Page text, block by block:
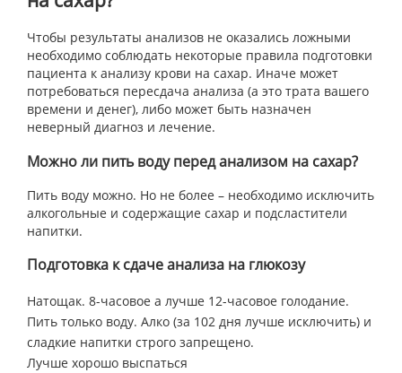
Чтобы результаты анализов не оказались ложными
необходимо соблюдать некоторые правила подготовки
пациента к анализу крови на сахар. Иначе может
потребоваться пересдача анализа (а это трата вашего
времени и денег), либо может быть назначен
неверный диагноз и лечение.
Можно ли пить воду перед анализом на сахар?
Пить воду можно. Но не более – необходимо исключить
алкогольные и содержащие сахар и подсластители
напитки.
Подготовка к сдаче анализа на глюкозу
Натощак. 8-часовое а лучше 12-часовое голодание.
Пить только воду. Алко (за 102 дня лучше исключить) и
сладкие напитки строго запрещено.
Лучше хорошо выспаться